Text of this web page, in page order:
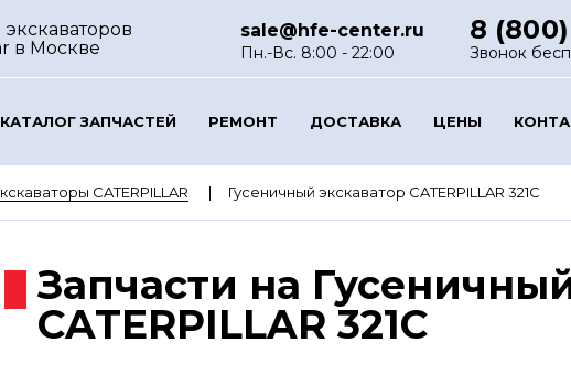
экскаваторов
в Москве
sale@hfe-center.ru
Пн.-Вс. 8:00 - 22:00
8
Звонок
КАТАЛОГ ЗАПЧАСТЕЙ РЕМОНТ ДОСТАВКА ЦЕНЫ
CATERPILLAR Гусеничный экскаватор CATERPILLAR 321C
Запчасти на
CATERPILLAR 321C